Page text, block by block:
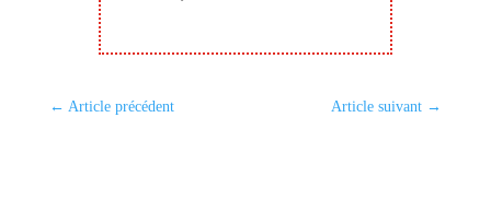
← Article précédent Article suivant →